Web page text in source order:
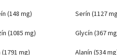
(148 mg)
Serín (1127
(1085 mg)
Glycín (367
mg) Alanín (534